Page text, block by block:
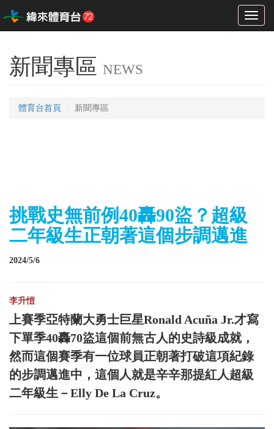
Toggle
新聞專區 NEWS
體育台首頁 新聞專區
挑戰史無前例40轟90盜？超級
二年級生正朝著這個步調邁進
2024/5/6
李升愷
上賽季亞特蘭大勇士巨星Ronald Acuña Jr.才寫
下單季40轟70盜這個前無古人的史詩級成就，
然而這個賽季有一位球員正朝著打破這項紀錄
的步調邁進中，這個人就是辛辛那提紅人超級
二年級生－Elly De La Cruz。